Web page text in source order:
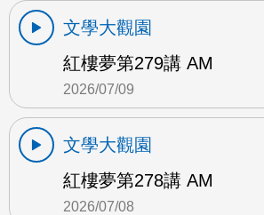
文學大觀園
紅樓夢第279講 AM
2026/07/09
文學大觀園
紅樓夢第278講 AM
2026/07/08